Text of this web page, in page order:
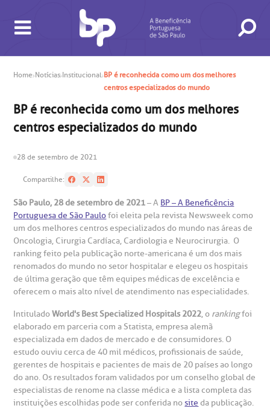
BUSCA
CONSULTAS E EXAMES
de consultas e exames
in antecipado
de exames
de Exames
ATENDIMENTO 24H
SAC
A BP conta com você para melhorar sempre a qualidade do
atendimento e dos serviços prestados.
suas dúvidas, registrar suas reclamações ou fazer elogios
relacionados ao nosso atendimento e aos nossos serviços.
Horário de atendimento: 2ª a 6ª feira das 7h às 18h
(11)3505-1000
CONHEÇA AS UNIDADES
Hospital BP
Saiba mais
Endereço:
INSTITUCIONAL
e Pesquisa
do médico
de conduta
Financeiras
NOSSOS SERVIÇOS
INFORMAÇÕES ÚTEIS
de atendimento
de Infarto SUS
de Visita
ESPECIALIDADES
de Oncologia e Hematologia
de Excelência em Neurologia e
de Excelência em Ortopedia
Home NotíciasInstitucionalBP é reconhecida como um dos melhores
centros especializados do mundo
BP é reconhecida como um dos melhores
centros especializados do mundo
28 de setembro de 2021
Compartilhe:
São Paulo, 28de setembro de 2021 – A BP – A Beneficência
Portuguesa de São Paulo foi eleita pela revista Newsweek como
um dos melhores centros especializados do mundo nas áreas de
Oncologia, Cirurgia Cardíaca, Cardiologia e Neurocirurgia. O
ranking feito pela publicação norte-americana é um dos mais
renomados do mundo no setor hospitalar e elegeu os hospitais
de última geração que têm equipes médicas de excelência e
oferecem o mais alto nível de atendimento nas especialidades.
Intitulado World's Best Specialized Hospitals 2022, o rankingfoi
elaborado em parceria com a Statista, empresa alemã
especializada em dados de mercado e de consumidores. O
estudo ouviu cerca de 40 mil médicos, profissionais de saúde,
gerentes de hospitais e pacientes de mais de 20 países ao longo
do ano. Os resultados foram validados por um conselho global de
especialistas de renome na classe médica e a lista completa das
instituições escolhidas pode ser conferida no site da publicação.